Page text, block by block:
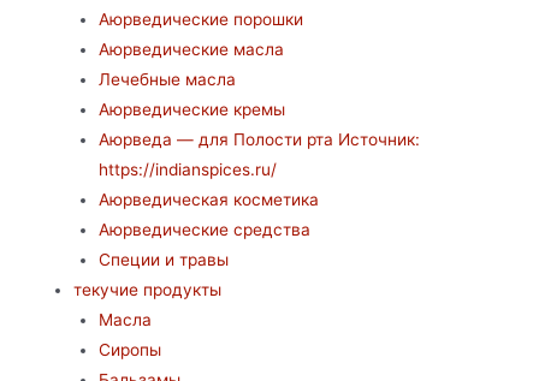
Аюрведические порошки
Аюрведические масла
Лечебные масла
Аюрведические кремы
Аюрведа — для Полости рта Источник:
https://indianspices.ru/
Аюрведическая косметика
Аюрведические средства
Специи и травы
текучие продукты
Масла
Сиропы